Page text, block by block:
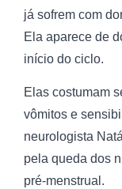
já sofrem com
Ela aparece de
início do ciclo.
Elas costumam
vômitos e
neurologista
pela queda dos
pré-menstrual.